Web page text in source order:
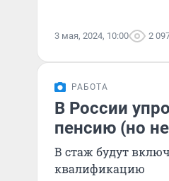
3 мая, 2024, 10:00 2
РАБОТА
В России
пенсию (но
В стаж будут
квалификацию